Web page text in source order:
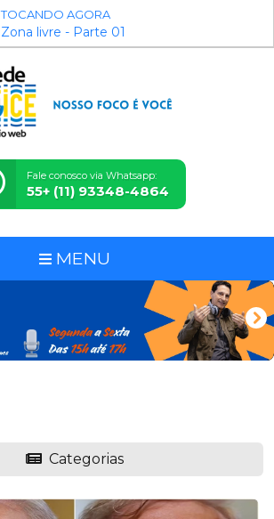
TOCANDO AGORA
Zona livre - Parte 01
Fale conosco via Whatsapp:
55+ (11) 93348-4864
MENU
Categorias